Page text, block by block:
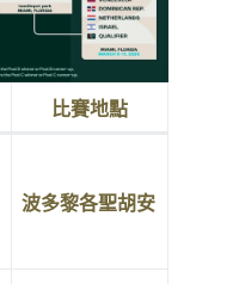
比賽地點
波多黎各聖胡安